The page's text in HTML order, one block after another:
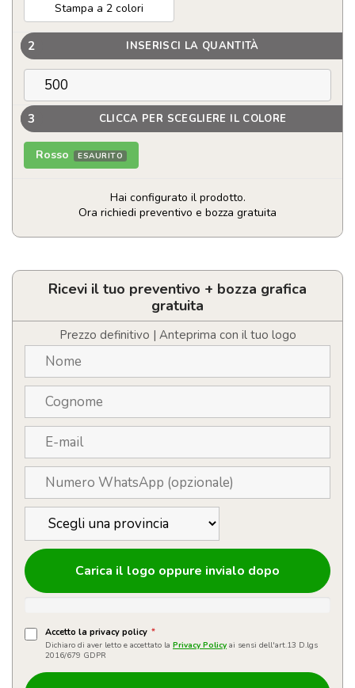
Stampa a 2 colori
2 INSERISCI LA QUANTITÀ
3 CLICCA PER SCEGLIERE IL COLORE
Rosso ESAURITO
Hai configurato il prodotto.
Ora richiedi preventivo e bozza gratuita
Set
cucina
natalizioRicevi il tuo preventivo + bozza grafica
gratuita
Prezzo definitivo | Anteprima con il tuo logo
Carica il logo oppure invialo dopo
Accetto la privacy policy *
Dichiaro di aver letto e accettato la Privacy Policy ai sensi dell'art.13 D.lgs
2016/679 GDPR